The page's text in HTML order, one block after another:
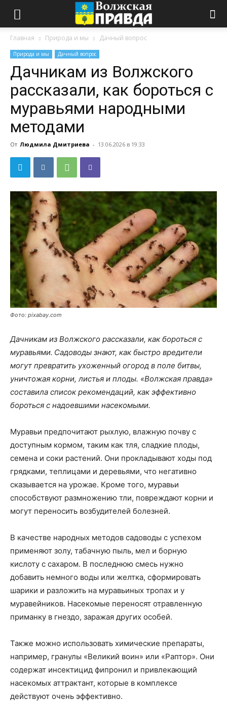
Главная Природа и мы Дачный вопрос
Природа и мы Дачный вопрос
Дачникам из Волжского
рассказали, как бороться с
муравьями народными
методами
От Людмила Дмитриева - 13.06.2026 в 19:33
Фото: pixabay.com
Дачникам из Волжского рассказали, как бороться с
муравьями. Садоводы знают, как быстро вредители
могут превратить ухоженный огород в поле битвы,
уничтожая корни, листья и плоды. «Волжская правда»
составила список рекомендаций, как эффективно
бороться с надоевшими насекомыми.
Муравьи предпочитают рыхлую, влажную почву с
доступным кормом, таким как тля, сладкие плоды,
семена и соки растений. Они прокладывают ходы под
грядками, теплицами и деревьями, что негативно
сказывается на урожае. Кроме того, муравьи
способствуют размножению тли, повреждают корни и
могут переносить возбудителей болезней.
В качестве народных методов садоводы с успехом
применяют золу, табачную пыль, мел и борную
кислоту с сахаром. В последнюю смесь нужно
добавить немного воды или желтка, сформировать
шарики и разложить на муравьиных тропах и у
муравейников. Насекомые переносят отравленную
приманку в гнездо, заражая других особей.
Также можно использовать химические препараты,
например, гранулы «Великий воин» или «Раптор». Они
содержат инсектицид фипронил и привлекающий
насекомых аттрактант, которые в комплексе
действуют очень эффективно.